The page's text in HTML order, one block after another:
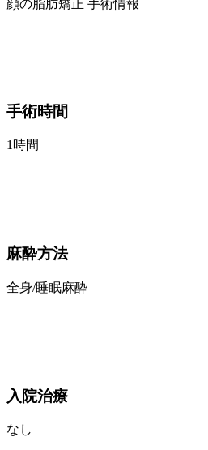
顔の脂肪矯正 手術情報
手術時間
1時間
麻酔方法
全身/睡眠麻酔
入院治療
なし